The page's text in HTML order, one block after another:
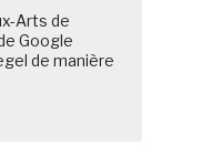
Arts de
Google
de manière